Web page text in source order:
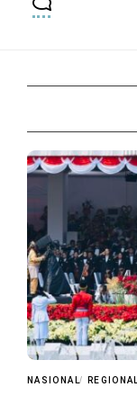
NASIONAL REGIONAL